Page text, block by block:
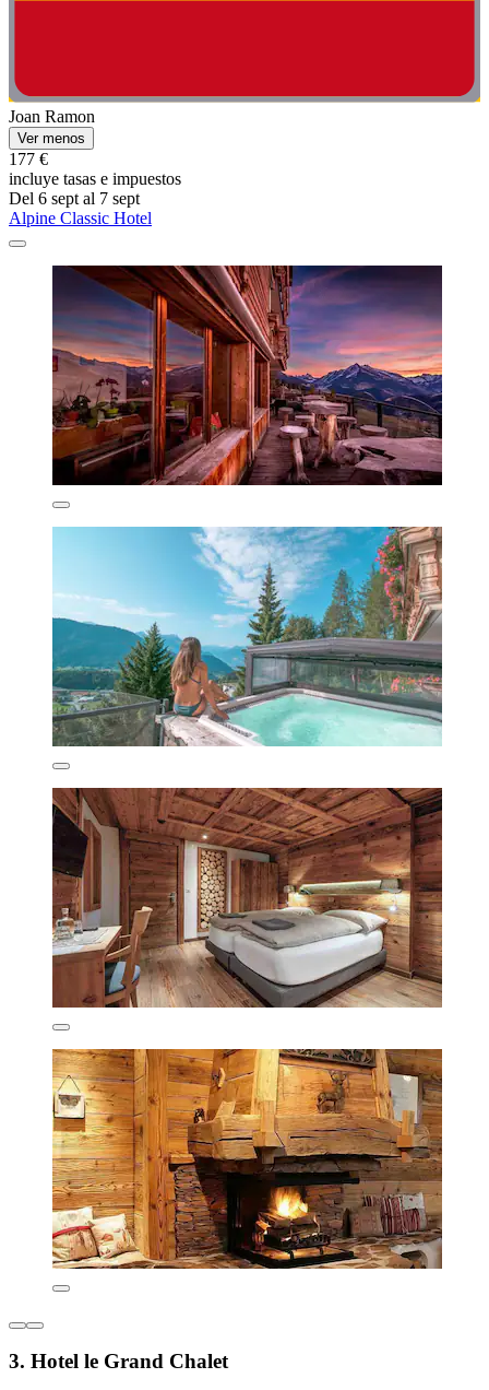
Joan Ramon
Ver menos
177 €
incluye tasas e impuestos
Del 6 sept al 7 sept
Alpine Classic Hotel
3. Hotel le Grand Chalet